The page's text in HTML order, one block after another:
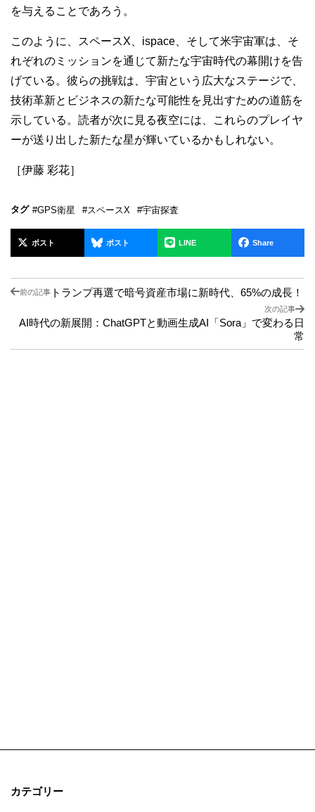
を与えることであろう。
このように、スペースX、ispace、そして米宇宙軍は、そ
れぞれのミッションを通じて新たな宇宙時代の幕開けを告
げている。彼らの挑戦は、宇宙という広大なステージで、
技術革新とビジネスの新たな可能性を見出すための道筋を
示している。読者が次に見る夜空には、これらのプレイヤ
ーが送り出した新たな星が輝いているかもしれない。
［伊藤 彩花］
タグ #GPS衛星 #スペースX #宇宙探査
ポスト ポスト LINE Share
前の記事 トランプ再選で暗号資産市場に新時代、65%の成長！
次の記事
AI時代の新展開：ChatGPTと動画生成AI「Sora」で変わる日
常
カテゴリー